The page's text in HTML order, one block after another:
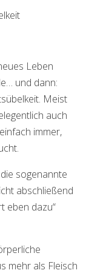
Leben
und dann:
Meist
auch
immer,
sogenannte
abschließend
eben dazu“
mehr als Fleisch